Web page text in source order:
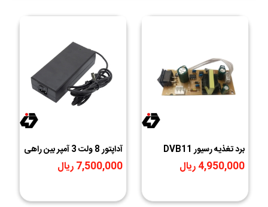
برد تغذیه رسیور DVB11
4,950,000 ریال
آداپتور 8 ولت 3 آمپر بین راهی
8V-3A
7,500,000 ریال